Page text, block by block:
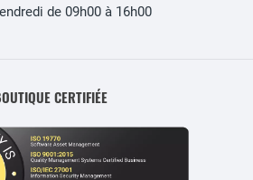
de 09h00 à 16h00
CERTIFIÉE